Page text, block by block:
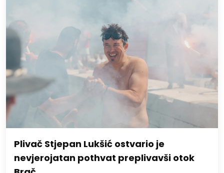
Plivač Stjepan Lukšić ostvario je
nevjerojatan pothvat preplivavši otok